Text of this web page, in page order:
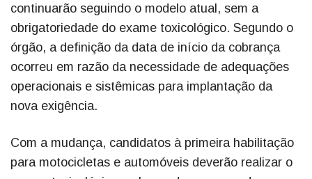
continuarão seguindo o modelo atual, sem a
obrigatoriedade do exame toxicológico. Segundo o
órgão, a definição da data de início da cobrança
ocorreu em razão da necessidade de adequações
operacionais e sistêmicas para implantação da
nova exigência.
Com a mudança, candidatos à primeira habilitação
para motocicletas e automóveis deverão realizar o